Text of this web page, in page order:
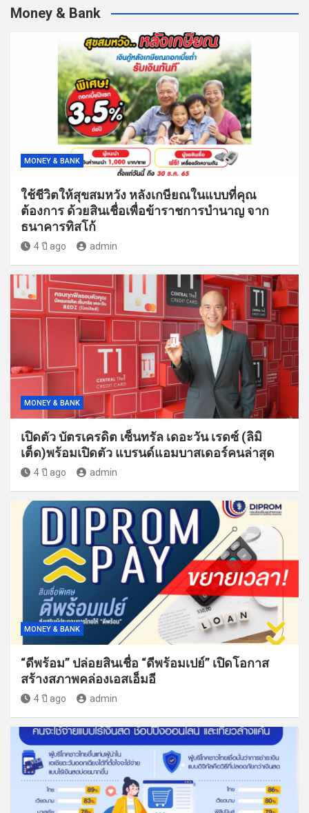
Money & Bank
MONEY & BANK
ใช้ชีวิตให้สุขสมหวัง หลังเกษียณในแบบที่คุณ
ต้องการ ด้วยสินเชื่อเพื่อข้าราชการบำนาญ จาก
ธนาคารทิสโก้
4 ปี ago admin
MONEY & BANK
เปิดตัว บัตรเครดิต เซ็นทรัล เดอะวัน เรดซ์ (ลิมิ
เต็ด)พร้อมเปิดตัว แบรนด์แอมบาสเดอร์คนล่าสุด
4 ปี ago admin
MONEY & BANK
“ดีพร้อม” ปล่อยสินเชื่อ “ดีพร้อมเปย์” เปิดโอกาส
สร้างสภาพคล่องเอสเอ็มอี
4 ปี ago admin